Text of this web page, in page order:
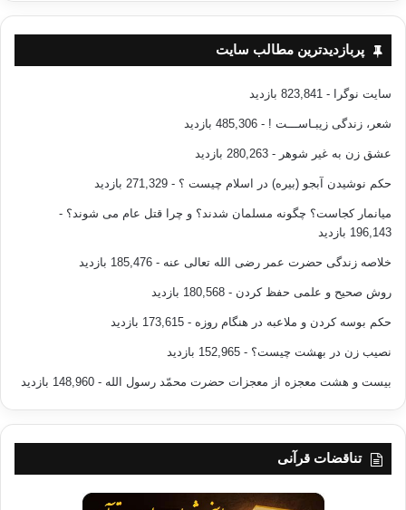
پربازدیدترین مطالب سایت
سایت نوگرا - 823,841 بازدید
شعر، زندگی زیبـاســـت ! - 485,306 بازدید
عشق زن به غیر شوهر - 280,263 بازدید
حکم نوشیدن آبجو (بیره) در اسلام چیست ؟ - 271,329 بازدید
میانمار کجاست؟ چگونه مسلمان شدند؟ و چرا قتل عام می شوند؟ -
196,143 بازدید
خلاصه زندگی حضرت عمر رضی الله تعالی عنه - 185,476 بازدید
روش صحیح و علمی حفظ کردن - 180,568 بازدید
حکم بوسه کردن و ملاعبه در هنگام روزه - 173,615 بازدید
نصیب زن در بهشت چیست؟ - 152,965 بازدید
بیست و هشت معجزه از معجزات حضرت محمّد رسول الله - 148,960 بازدید
تناقضات قرآنی